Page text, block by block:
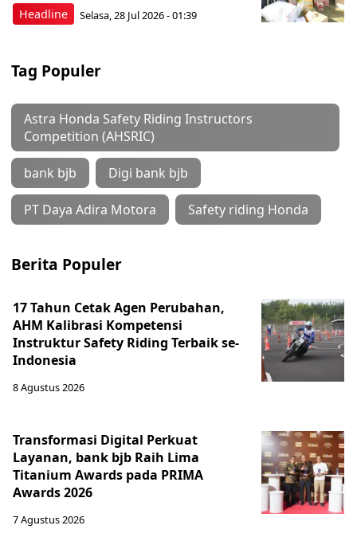
Headline Selasa, 28 Jul 2026 - 01:39
Tag Populer
Astra Honda Safety Riding Instructors
Competition (AHSRIC)
bank bjb Digi bank bjb
PT Daya Adira Motora Safety riding Honda
Berita Populer
17 Tahun Cetak Agen Perubahan,
AHM Kalibrasi Kompetensi
Instruktur Safety Riding Terbaik se-
Indonesia
8 Agustus 2026
Transformasi Digital Perkuat
Layanan, bank bjb Raih Lima
Titanium Awards pada PRIMA
Awards 2026
7 Agustus 2026